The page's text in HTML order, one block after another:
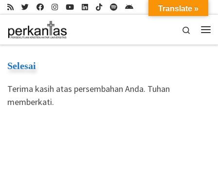
Skip to content
Search
Selesai
Terima kasih atas persembahan Anda. Tuhan
memberkati.
Translate »